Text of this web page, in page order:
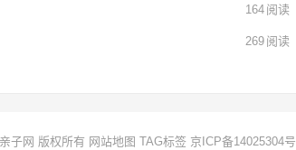
164 阅读
269 阅读
子网 版权所有 网站地图 TAG标签 京ICP备14025304